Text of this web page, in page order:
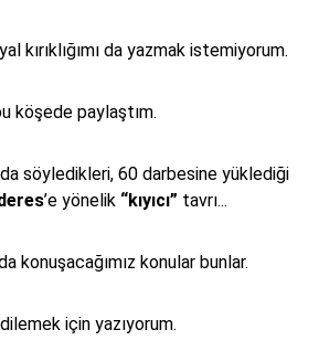
kırıklığımı da yazmak istemiyorum.
köşede paylaştım.
söyledikleri, 60 darbesine yüklediği
’e yönelik “kıyıcı” tavrı...
konuşacağımız konular bunlar.
dilemek için yazıyorum.